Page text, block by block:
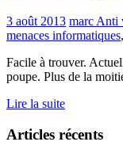
3 août 2013 marc Anti
menaces informatiques,
Facile à trouver.
poupe. Plus de la
Lire la suite
Articles récents